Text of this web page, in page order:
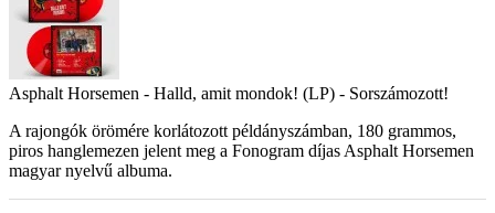
Asphalt Horsemen - Halld, amit mondok! (LP) - Sorszámozott!
A rajongók örömére korlátozott példányszámban, 180 grammos,
piros hanglemezen jelent meg a Fonogram díjas Asphalt Horsemen
magyar nyelvű albuma.